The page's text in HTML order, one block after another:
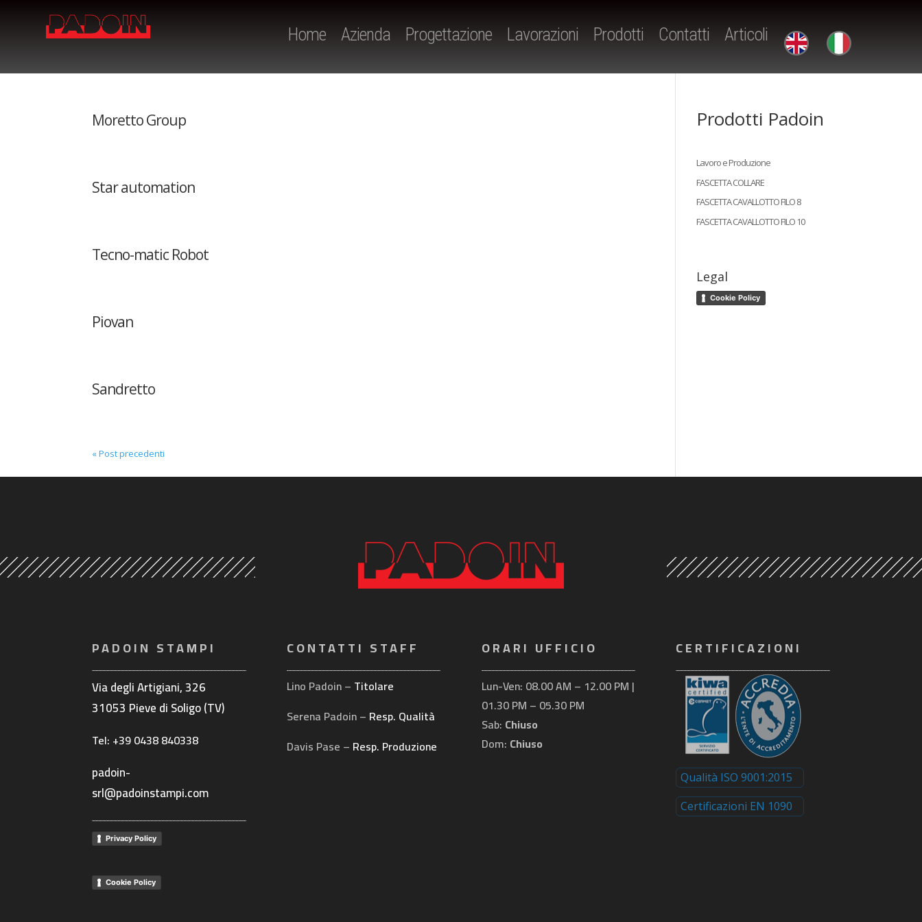
Home Azienda Progettazione Lavorazioni Prodotti Contatti Articoli
Moretto Group
Star automation
Tecno-matic Robot
Piovan
Sandretto
« Post precedenti
Prodotti Padoin
Lavoro e Produzione
FASCETTA COLLARE
FASCETTA CAVALLOTTO FILO 8
FASCETTA CAVALLOTTO FILO 10
Legal
Cookie Policy
PADOIN STAMPI
Via degli Artigiani, 326
31053 Pieve di Soligo (TV)
Tel: +39 0438 840338
padoin-
srl@padoinstampi.com
Privacy Policy
Cookie Policy
CONTATTI STAFF
Lino Padoin – Titolare
Serena Padoin – Resp. Qualità
Davis Pase – Resp. Produzione
ORARI UFFICIO
Lun-Ven: 08.00 AM – 12.00 PM |
01.30 PM – 05.30 PM
Sab: Chiuso
Dom: Chiuso
CERTIFICAZIONI
Qualità ISO 9001:2015
Certificazioni EN 1090